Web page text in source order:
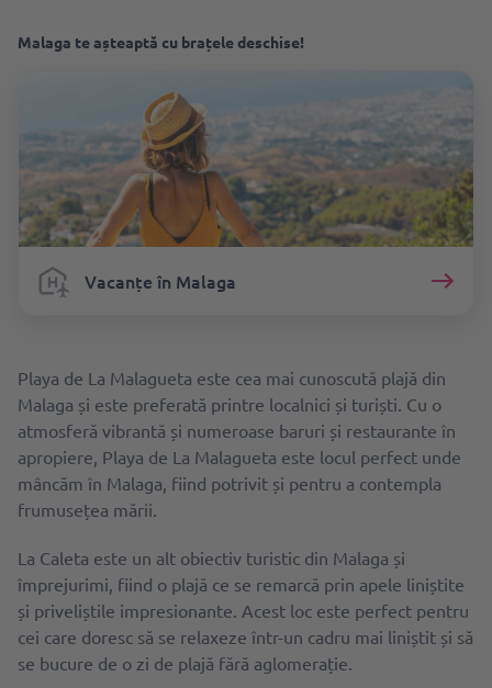
Malaga te așteaptă cu brațele deschise!
Vacanțe în Malaga
Playa de La Malagueta este cea mai cunoscută plajă din
Malaga și este preferată printre localnici și turiști. Cu o
atmosferă vibrantă și numeroase baruri și restaurante în
apropiere, Playa de La Malagueta este locul perfect unde
mâncăm în Malaga, fiind potrivit și pentru a contempla
frumusețea mării.
La Caleta este un alt obiectiv turistic din Malaga și
împrejurimi, fiind o plajă ce se remarcă prin apele liniștite
și priveliștile impresionante. Acest loc este perfect pentru
cei care doresc să se relaxeze într-un cadru mai liniștit și să
se bucure de o zi de plajă fără aglomerație.